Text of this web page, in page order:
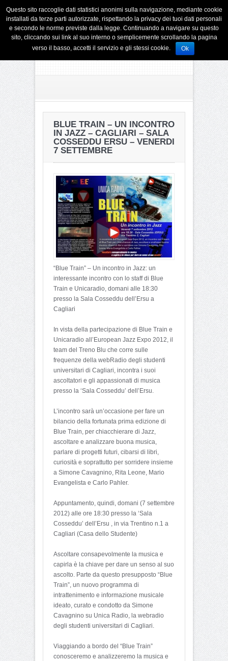
BLUE TRAIN – UN INCONTRO
IN JAZZ – CAGLIARI – SALA
COSSEDDU ERSU – VENERDI
7 SETTEMBRE
“Blue Train” – Un incontro in Jazz: un
interessante incontro con lo staff di Blue
Train e Unicaradio, domani alle 18:30
presso la Sala Cosseddu dell’Ersu a
Cagliari
In vista della partecipazione di Blue Train e
Unicaradio all’European Jazz Expo 2012, il
team del Treno Blu che corre sulle
frequenze della webRadio degli studenti
universitari di Cagliari, incontra i suoi
ascoltatori e gli appassionati di musica
presso la ‘Sala Cosseddu’ dell’Ersu.
L’incontro sarà un’occasione per fare un
bilancio della fortunata prima edizione di
Blue Train, per chiacchierare di Jazz,
ascoltare e analizzare buona musica,
parlare di progetti futuri, cibarsi di libri,
curiosità e soprattutto per sorridere insieme
a Simone Cavagnino, Rita Leone, Mario
Evangelista e Carlo Pahler.
Appuntamento, quindi, domani (7 settembre
2012) alle ore 18:30 presso la ‘Sala
Cosseddu’ dell’Ersu , in via Trentino n.1 a
Cagliari (Casa dello Studente)
Ascoltare consapevolmente la musica e
capirla è la chiave per dare un senso al suo
ascolto. Parte da questo presupposto “Blue
Train”, un nuovo programma di
intrattenimento e informazione musicale
ideato, curato e condotto da Simone
Cavagnino su Unica Radio, la webradio
degli studenti universitari di Cagliari.
Viaggiando a bordo del “Blue Train”
conosceremo e analizzeremo la musica e
Questo sito raccoglie dati statistici anonimi sulla navigazione, mediante cookie
installati da terze parti autorizzate, rispettando la privacy dei tuoi dati personali
e secondo le norme previste dalla legge. Continuando a navigare su questo
sito, cliccando sui link al suo interno o semplicemente scrollando la pagina
verso il basso, accetti il servizio e gli stessi cookie.
Ok